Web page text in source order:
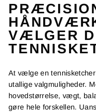
VÆLGER
At vælge en
utallige valgmuligheder.
hovedstørrelse, vægt,
gøre hele forskellen.